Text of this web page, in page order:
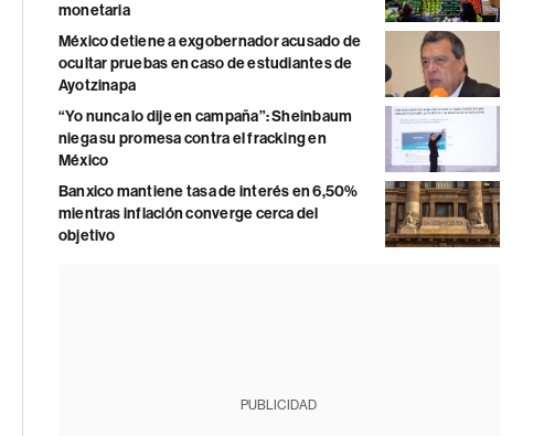
monetaria
México detiene a exgobernador acusado de
ocultar pruebas en caso de estudiantes de
Ayotzinapa
“Yo nunca lo dije en campaña”: Sheinbaum
niega su promesa contra el fracking en
México
Banxico mantiene tasa de interés en 6,50%
mientras inflación converge cerca del
objetivo
PUBLICIDAD